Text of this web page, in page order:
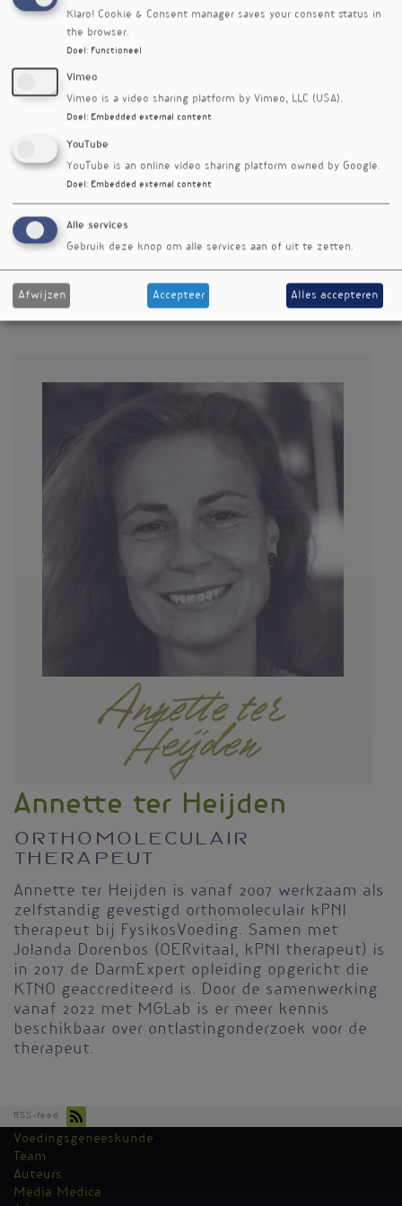
Annette ter Heijden
Orthomoleculair
therapeut
Annette ter Heijden is vanaf 2007 werkzaam als
zelfstandig gevestigd orthomoleculair kPNI
therapeut bij FysikosVoeding. Samen met
Jolanda Dorenbos (OERvitaal, kPNI therapeut) is
in 2017 de DarmExpert opleiding opgericht die
KTNO geaccrediteerd is. Door de samenwerking
vanaf 2022 met MGLab is er meer kennis
beschikbaar over ontlastingonderzoek voor de
therapeut.
RSS-feed
Kantoormenu
Voedingsgeneeskunde
Team
Auteurs
Media Medica
Klaro! Cookie & Consent manager saves your consent status in
the browser.
Doel : Functioneel
Vimeo
Vimeo is a video sharing platform by Vimeo, LLC (USA).
Doel : Embedded external content
YouTube
YouTube is an online video sharing platform owned by Google.
Doel : Embedded external content
Alle services
Gebruik deze knop om alle services aan of uit te zetten.
Afwijzen Accepteer Alles accepteren